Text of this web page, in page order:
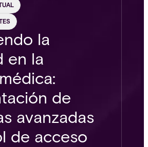
la
en la
de
avanzadas
de acceso